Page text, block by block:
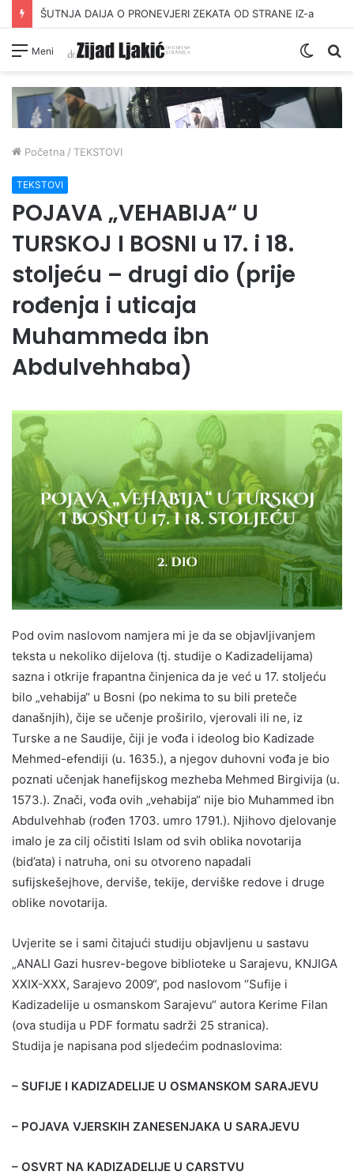
DAVANJE ZEKATA OFRLJE
Meni
Switch
Početna / TEKSTOVI
TEKSTOVI
POJAVA „VEHABIJA“ U
TURSKOJ I BOSNI u 17. i 18.
stoljeću – drugi dio (prije
rođenja i uticaja
Muhammeda ibn
Abdulvehhaba)
Pod ovim naslovom namjera mi je da se objavljivanjem
teksta u nekoliko dijelova (tj. studije o Kadizadelijama)
sazna i otkrije frapantna činjenica da je već u 17. stoljeću
bilo „vehabija“ u Bosni (po nekima to su bili preteče
današnjih), čije se učenje proširilo, vjerovali ili ne, iz
Turske a ne Saudije, čiji je vođa i ideolog bio Kadizade
Mehmed-efendiji (u. 1635.), a njegov duhovni vođa je bio
poznati učenjak hanefijskog mezheba Mehmed Birgivija (u.
1573.). Znači, vođa ovih „vehabija“ nije bio Muhammed ibn
Abdulvehhab (rođen 1703. umro 1791.). Njihovo djelovanje
imalo je za cilj očistiti Islam od svih oblika novotarija
(bid’ata) i natruha, oni su otvoreno napadali
sufijskešejhove, derviše, tekije, derviške redove i druge
oblike novotarija.
Uvjerite se i sami čitajući studiju objavljenu u sastavu
„ANALI Gazi husrev-begove biblioteke u Sarajevu, KNJIGA
XXIX-XXX, Sarajevo 2009“, pod naslovom “Sufije i
Kadizadelije u osmanskom Sarajevu“ autora Kerime Filan
(ova studija u PDF formatu sadrži 25 stranica).
Studija je napisana pod sljedećim podnaslovima:
– SUFIJE I KADIZADELIJE U OSMANSKOM SARAJEVU
– POJAVA VJERSKIH ZANESENJAKA U SARAJEVU
– OSVRT NA KADIZADELIJE U CARSTVU